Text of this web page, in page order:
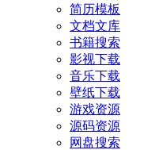
简历模板
文档文库
书籍搜索
影视下载
音乐下载
壁纸下载
游戏资源
源码资源
网盘搜索